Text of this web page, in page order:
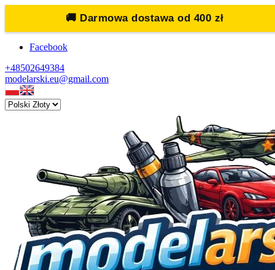
🚚 Darmowa dostawa od 400 zł
Facebook
+48502649384
modelarski.eu@gmail.com